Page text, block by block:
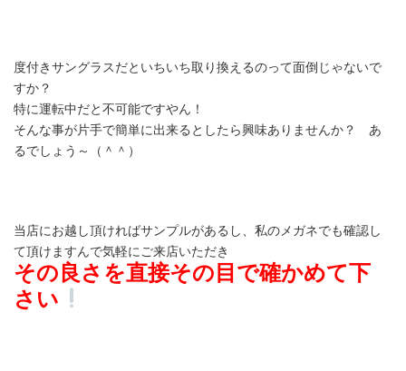
度付きサングラスだといちいち取り換えるのって面倒じゃないで
すか？
特に運転中だと不可能ですやん！
そんな事が片手で簡単に出来るとしたら興味ありませんか？ あ
るでしょう～（＾＾）
当店にお越し頂ければサンプルがあるし、私のメガネでも確認し
て頂けますんで気軽にご来店いただき
その良さを直接その目で確かめて下
さい